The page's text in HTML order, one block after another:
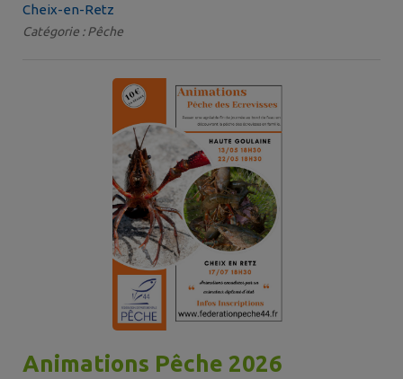
Cheix-en-Retz
Catégorie : Pêche
Animations Pêche 2026